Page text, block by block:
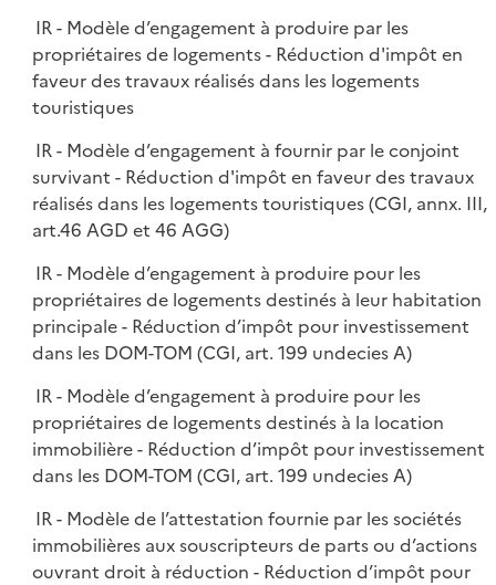
IR - Modèle d’engagement à produire par les
propriétaires de logements - Réduction d'impôt en
faveur des travaux réalisés dans les logements
touristiques
IR - Modèle d’engagement à fournir par le conjoint
survivant - Réduction d'impôt en faveur des travaux
réalisés dans les logements touristiques (CGI, annx. III,
art.46 AGD et 46 AGG)
IR - Modèle d’engagement à produire pour les
propriétaires de logements destinés à leur habitation
principale - Réduction d’impôt pour investissement
dans les DOM-TOM (CGI, art. 199 undecies A)
IR - Modèle d’engagement à produire pour les
propriétaires de logements destinés à la location
immobilière - Réduction d’impôt pour investissement
dans les DOM-TOM (CGI, art. 199 undecies A)
IR - Modèle de l’attestation fournie par les sociétés
immobilières aux souscripteurs de parts ou d’actions
ouvrant droit à réduction - Réduction d’impôt pour